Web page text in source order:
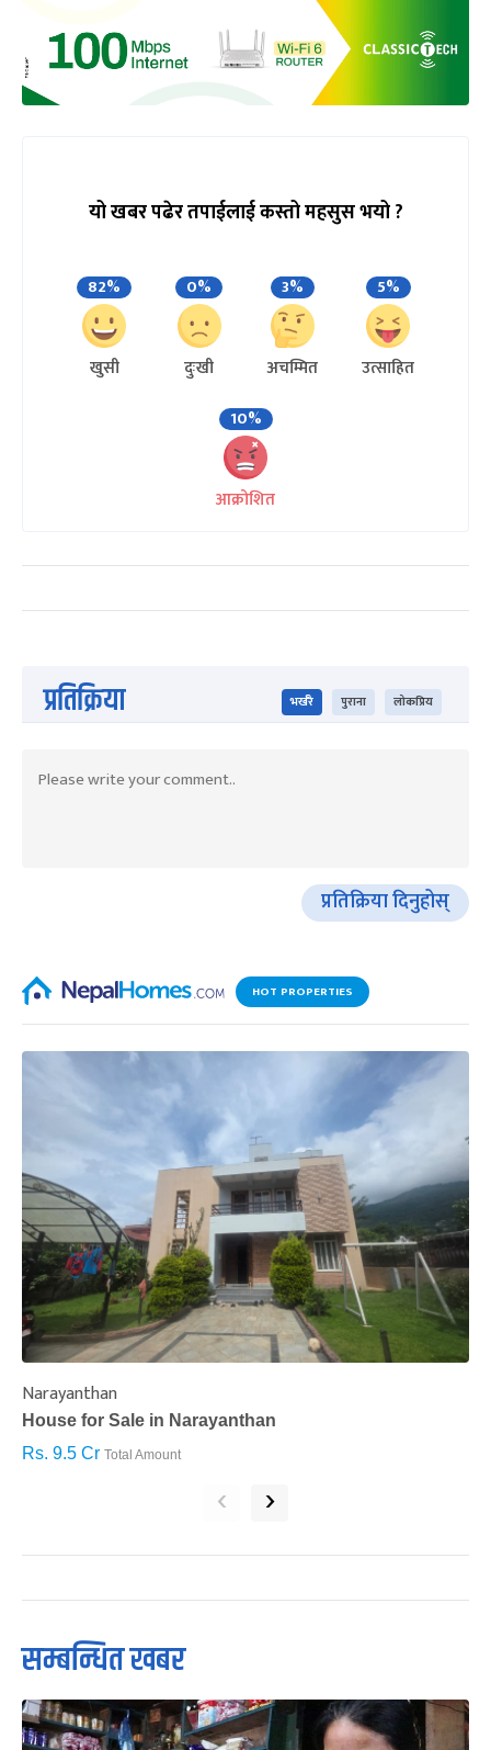
यो खबर पढेर तपाईलाई कस्तो महसुस भयो ?
82%
खुसी
0%
दुःखी
3%
अचम्मित
5%
उत्साहित
10%
आक्रोशित
प्रतिक्रिया भर्खरै पुराना लोकप्रिय
प्रतिक्रिया दिनुहोस्
HOT PROPERTIES
Narayanthan
House for Sale in Narayanthan
Rs. 9.5 Cr Total Amount
‹ ›
सम्बन्धित खबर